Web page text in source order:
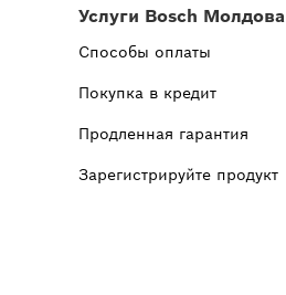
Услуги Bosch Молдова
Способы оплаты
Покупка в кредит
Продленная гарантия
Зарегистрируйте продукт